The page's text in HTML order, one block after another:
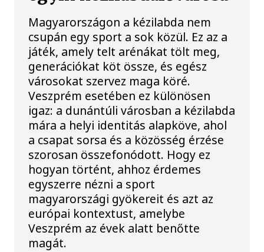
Magyarországon a kézilabda nem
csupán egy sport a sok közül. Ez az a
játék, amely telt arénákat tölt meg,
generációkat köt össze, és egész
városokat szervez maga köré.
Veszprém esetében ez különösen
igaz: a dunántúli városban a kézilabda
mára a helyi identitás alapköve, ahol
a csapat sorsa és a közösség érzése
szorosan összefonódott. Hogy ez
hogyan történt, ahhoz érdemes
egyszerre nézni a sport
magyarországi gyökereit és azt az
európai kontextust, amelybe
Veszprém az évek alatt benőtte
magát.